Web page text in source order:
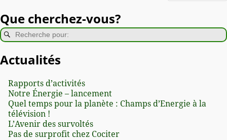
Que cherchez-vous?
Actualités
Rapports d’activités
Notre Énergie – lancement
Quel temps pour la planète : Champs d’Energie à la
télévision !
L’Avenir des survoltés
Pas de surprofit chez Cociter